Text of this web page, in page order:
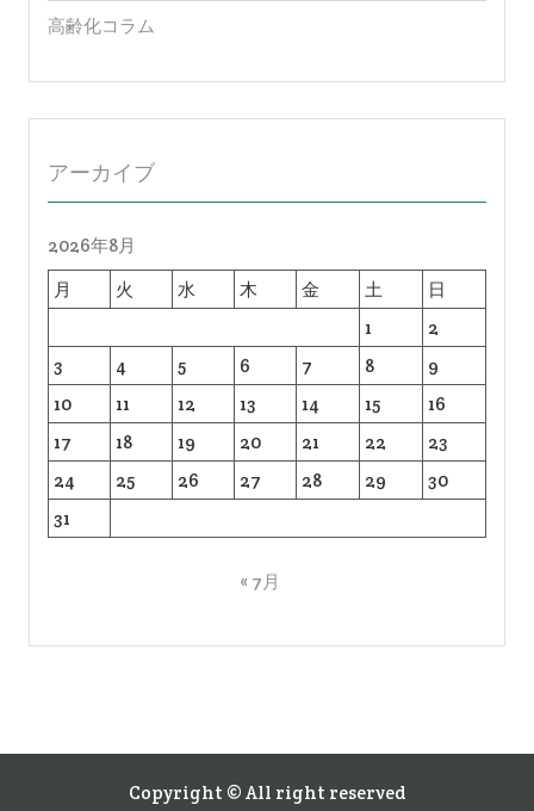
高齢化コラム
アーカイブ
2026年8月
月
火 水 木 金 土
日
1
2
3
4 5 6 7 8
9
10
11 12 13 14 15
16
17
18 19 20 21 22
23
24
25 26 27 28 29
30
31
« 7月
Copyright © All right reserved